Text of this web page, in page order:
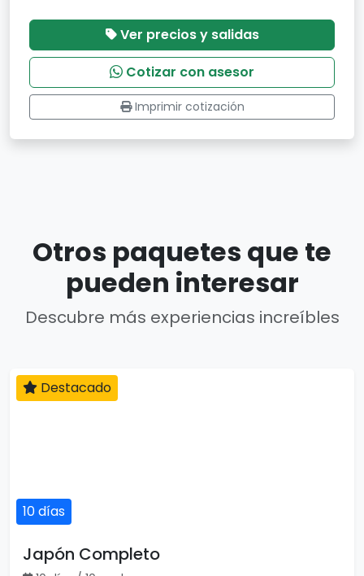
Ver precios y salidas
Cotizar con asesor
Imprimir cotización
Otros paquetes que te
pueden interesar
Descubre más experiencias increíbles
10 días
Destacado
Japón Completo